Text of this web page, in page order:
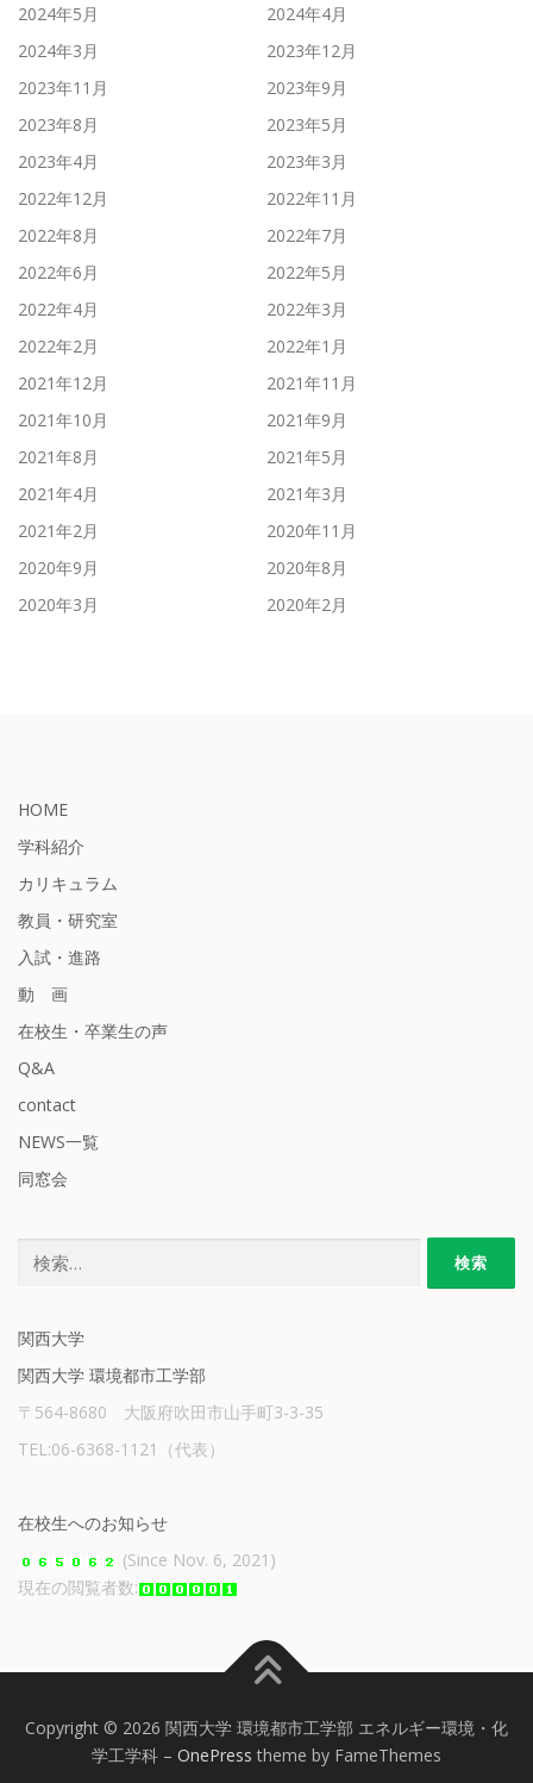
2024年5月
2024年4月
2024年3月
2023年12月
2023年11月
2023年9月
2023年8月
2023年5月
2023年4月
2023年3月
2022年12月
2022年11月
2022年8月
2022年7月
2022年6月
2022年5月
2022年4月
2022年3月
2022年2月
2022年1月
2021年12月
2021年11月
2021年10月
2021年9月
2021年8月
2021年5月
2021年4月
2021年3月
2021年2月
2020年11月
2020年9月
2020年8月
2020年3月
2020年2月
HOME
学科紹介
カリキュラム
教員・研究室
入試・進路
動 画
在校生・卒業生の声
Q&A
contact
NEWS一覧
同窓会
索:
関西大学
関西大学 環境都市工学部
〒564-8680 大阪府吹田市山手町3-3-35
TEL:06-6368-1121（代表）
在校生へのお知らせ
(Since Nov. 6, 2021)
現在の閲覧者数:
Copyright © 2026 関西大学 環境都市工学部 エネルギー環境・化
学工学科 – OnePress theme by FameThemes